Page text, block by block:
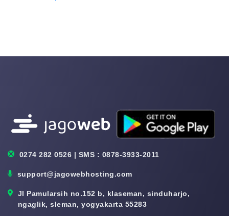
0274 282 0526 | SMS : 0878-3933-2011
support@jagowebhosting.com
Jl Pamularsih no.152 b, klaseman, sinduharjo,
ngaglik, sleman, yogyakarta 55283